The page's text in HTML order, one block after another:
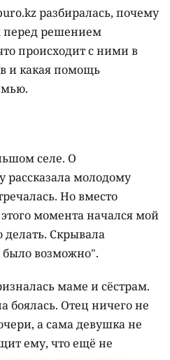
материнских чувств,
которыми женщина не
Отсутствие
страх осуждения
привести к ощущению,
центров "Дом мамы"
а 8523 ребёнка
разбиралась, почему
решением
происходит с ними в
и какая помощь
селе. О